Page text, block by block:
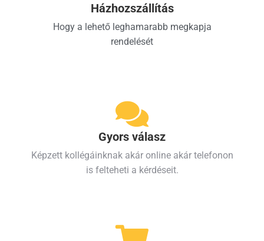
Házhozszállítás
Hogy a lehető leghamarabb megkapja
rendelését
Gyors válasz
Képzett kollégáinknak akár online akár telefonon
is felteheti a kérdéseit.